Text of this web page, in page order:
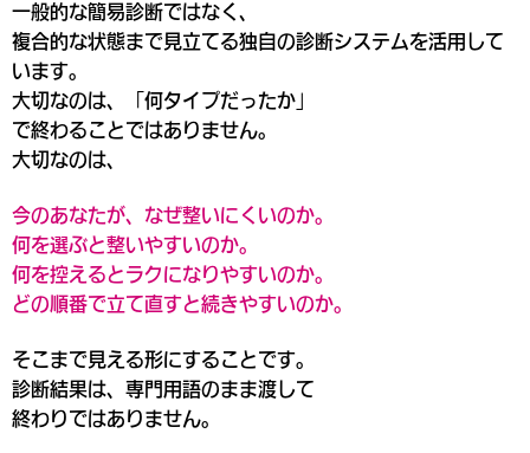
一般的な簡易診断ではなく、
複合的な状態まで見立てる独自の診断システムを活用して
います。
大切なのは、
「何タイプだったか」
で終わることではありません。
大切なのは、
今のあなたが、なぜ整いにくいのか。
何を選ぶと整いやすいのか。
何を控えるとラクになりやすいのか。
どの順番で立て直すと続きやすいのか。
そこまで見える形にすることです。
診断結果は、専門用語のまま渡して
終わりではありません。